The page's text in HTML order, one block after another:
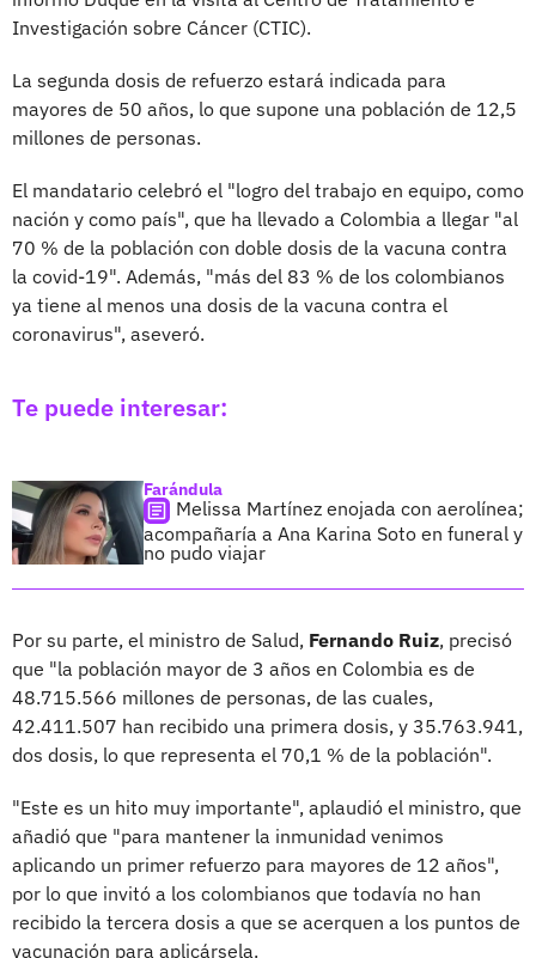
Investigación sobre Cáncer (CTIC).
La segunda dosis de refuerzo estará indicada para
mayores de 50 años, lo que supone una población de 12,5
millones de personas.
El mandatario celebró el "logro del trabajo en equipo, como
nación y como país", que ha llevado a Colombia a llegar "al
70 % de la población con doble dosis de la vacuna contra
la covid-19". Además, "más del 83 % de los colombianos
ya tiene al menos una dosis de la vacuna contra el
coronavirus", aseveró.
Te puede interesar:
Farándula
Melissa Martínez enojada con aerolínea;
acompañaría a Ana Karina Soto en funeral y
no pudo viajar
Por su parte, el ministro de Salud, Fernando Ruiz, precisó
que "la población mayor de 3 años en Colombia es de
48.715.566 millones de personas, de las cuales,
42.411.507 han recibido una primera dosis, y 35.763.941,
dos dosis, lo que representa el 70,1 % de la población".
"Este es un hito muy importante", aplaudió el ministro, que
añadió que "para mantener la inmunidad venimos
aplicando un primer refuerzo para mayores de 12 años",
por lo que invitó a los colombianos que todavía no han
recibido la tercera dosis a que se acerquen a los puntos de
vacunación para aplicársela.